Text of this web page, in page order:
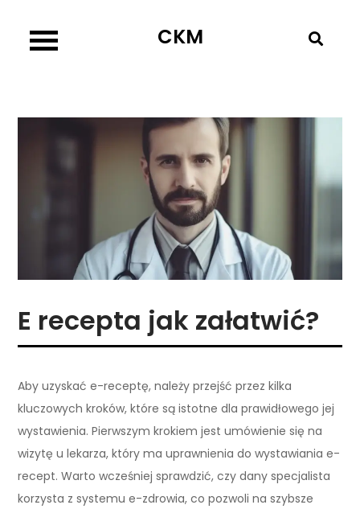
content
CKM
E recepta jak załatwić?
Aby uzyskać e-receptę, należy przejść przez kilka
kluczowych kroków, które są istotne dla prawidłowego jej
wystawienia. Pierwszym krokiem jest umówienie się na
wizytę u lekarza, który ma uprawnienia do wystawiania e-
recept. Warto wcześniej sprawdzić, czy dany specjalista
korzysta z systemu e-zdrowia, co pozwoli na szybsze